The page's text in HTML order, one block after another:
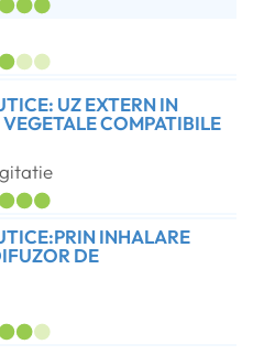
UZ EXTERN IN
COMPATIBILE
INHALARE
DE